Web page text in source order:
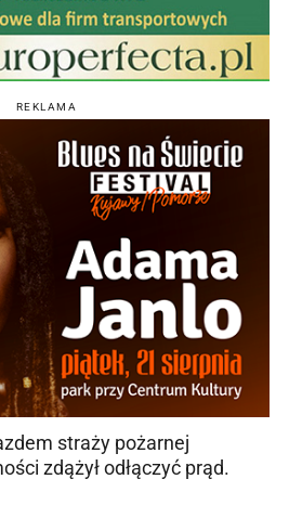
REKLAMA
straży pożarnej
zdążył odłączyć prąd.